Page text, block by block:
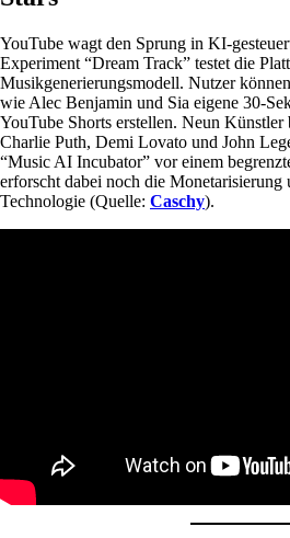
YouTube wagt den Sprung in KI-
Experiment “Dream Track” testet die
Musikgenerierungsmodell. Nutzer
wie Alec Benjamin und Sia eigene 30-
YouTube Shorts erstellen. Neun Künstler
Charlie Puth, Demi Lovato und John
“Music AI Incubator” vor einem
erforscht dabei noch die
Technologie (Quelle: Caschy).